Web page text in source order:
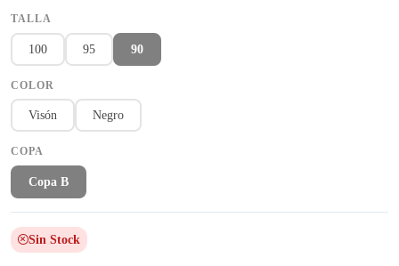
TALLA
100 95 90
COLOR
Visón Negro
COPA
Copa B
Sin Stock